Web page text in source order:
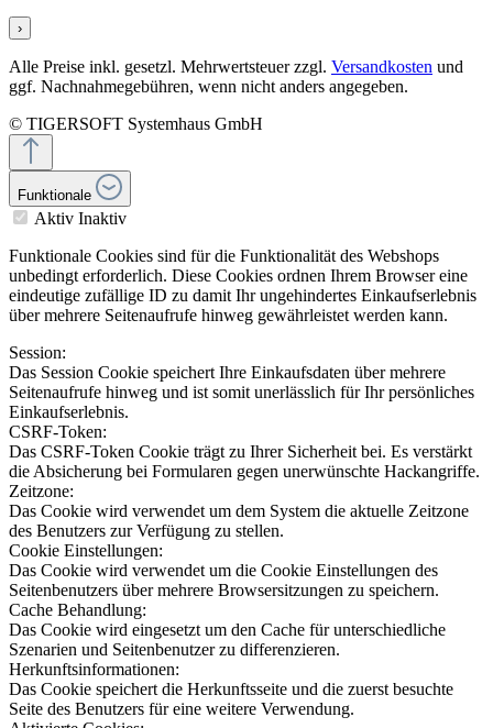
›
Alle Preise inkl. gesetzl. Mehrwertsteuer zzgl. Versandkosten und
ggf. Nachnahmegebühren, wenn nicht anders angegeben.
© TIGERSOFT Systemhaus GmbH
Funktionale
Aktiv Inaktiv
Funktionale Cookies sind für die Funktionalität des Webshops
unbedingt erforderlich. Diese Cookies ordnen Ihrem Browser eine
eindeutige zufällige ID zu damit Ihr ungehindertes Einkaufserlebnis
über mehrere Seitenaufrufe hinweg gewährleistet werden kann.
Session:
Das Session Cookie speichert Ihre Einkaufsdaten über mehrere
Seitenaufrufe hinweg und ist somit unerlässlich für Ihr persönliches
Einkaufserlebnis.
CSRF-Token:
Das CSRF-Token Cookie trägt zu Ihrer Sicherheit bei. Es verstärkt
die Absicherung bei Formularen gegen unerwünschte Hackangriffe.
Zeitzone:
Das Cookie wird verwendet um dem System die aktuelle Zeitzone
des Benutzers zur Verfügung zu stellen.
Cookie Einstellungen:
Das Cookie wird verwendet um die Cookie Einstellungen des
Seitenbenutzers über mehrere Browsersitzungen zu speichern.
Cache Behandlung:
Das Cookie wird eingesetzt um den Cache für unterschiedliche
Szenarien und Seitenbenutzer zu differenzieren.
Herkunftsinformationen:
Das Cookie speichert die Herkunftsseite und die zuerst besuchte
Seite des Benutzers für eine weitere Verwendung.